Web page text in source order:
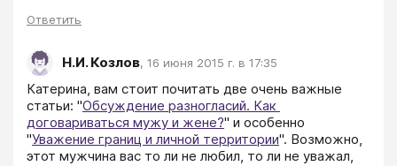
Ответить
Н.И. Козлов, 16 июня 2015 г. в 17:35
Катерина, вам стоит почитать две очень важные
статьи: "Обсуждение разногласий. Как
договариваться мужу и жене?" и особенно
"Уважение границ и личной территории". Возможно,
этот мужчина вас то ли не любил, то ли не уважал,